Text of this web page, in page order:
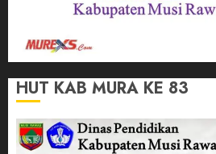
HUT KAB MURA KE 83